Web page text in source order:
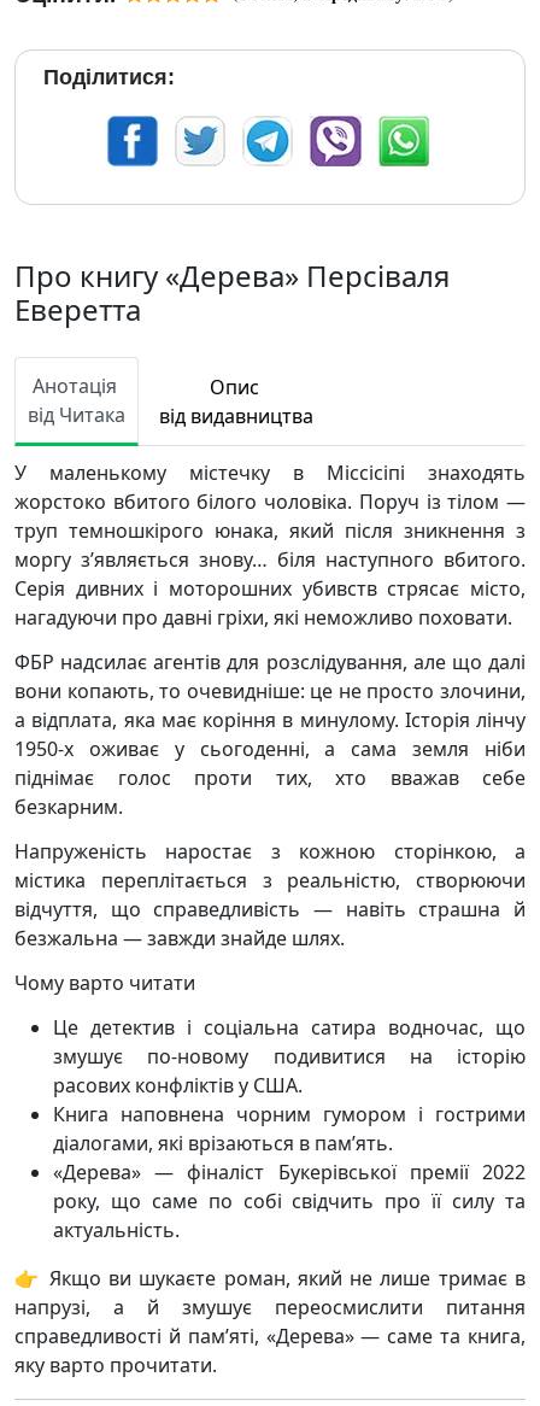
Поділитися:
Про книгу «Дерева» Персіваля
Еверетта
Анотація
від Читака
Опис
від видавництва
У маленькому містечку в Міссісіпі знаходять
жорстоко вбитого білого чоловіка. Поруч із тілом —
труп темношкірого юнака, який після зникнення з
моргу з’являється знову… біля наступного вбитого.
Серія дивних і моторошних убивств стрясає місто,
нагадуючи про давні гріхи, які неможливо поховати.
ФБР надсилає агентів для розслідування, але що далі
вони копають, то очевидніше: це не просто злочини,
а відплата, яка має коріння в минулому. Історія лінчу
1950-х оживає у сьогоденні, а сама земля ніби
піднімає голос проти тих, хто вважав себе
безкарним.
Напруженість наростає з кожною сторінкою, а
містика переплітається з реальністю, створюючи
відчуття, що справедливість — навіть страшна й
безжальна — завжди знайде шлях.
Чому варто читати
Це детектив і соціальна сатира водночас, що
змушує по-новому подивитися на історію
расових конфліктів у США.
Книга наповнена чорним гумором і гострими
діалогами, які врізаються в пам’ять.
«Дерева» — фіналіст Букерівської премії 2022
року, що саме по собі свідчить про її силу та
актуальність.
👉 Якщо ви шукаєте роман, який не лише тримає в
напрузі, а й змушує переосмислити питання
справедливості й пам’яті, «Дерева» — саме та книга,
яку варто прочитати.